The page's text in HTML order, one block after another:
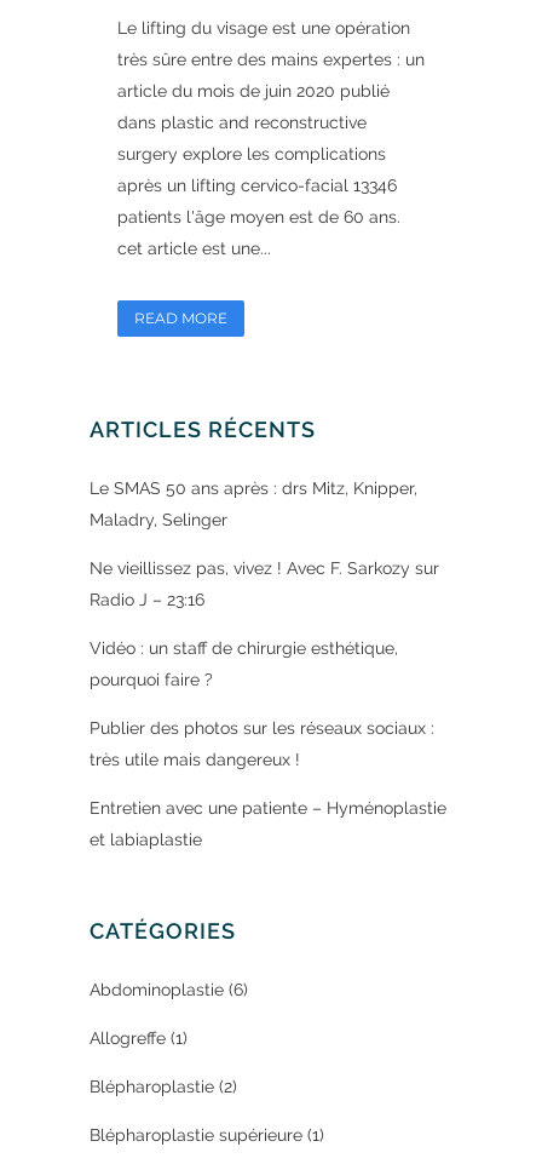
Le lifting du visage est une opération
très sûre entre des mains expertes : un
article du mois de juin 2020 publié
dans plastic and reconstructive
surgery explore les complications
après un lifting cervico-facial 13346
patients l'âge moyen est de 60 ans.
cet article est une...
READ MORE
ARTICLES RÉCENTS
Le SMAS 50 ans après : drs Mitz, Knipper,
Maladry, Selinger
Ne vieillissez pas, vivez ! Avec F. Sarkozy sur
Radio J – 23:16
Vidéo : un staff de chirurgie esthétique,
pourquoi faire ?
Publier des photos sur les réseaux sociaux :
très utile mais dangereux !
Entretien avec une patiente – Hyménoplastie
et labiaplastie
CATÉGORIES
Abdominoplastie (6)
Allogreffe (1)
Blépharoplastie (2)
Blépharoplastie supérieure (1)